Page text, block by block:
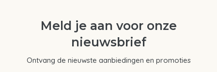
Meld je aan voor onze
nieuwsbrief
Ontvang de nieuwste aanbiedingen en promoties